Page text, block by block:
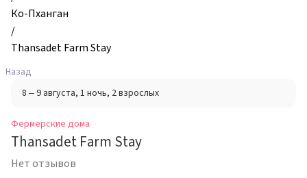
Пханган,
Таиланд
Ко-Пханган
/
Thansadet Farm Stay
Назад
8 – 9 августа, 1 ночь, 2 взрослых
Фермерские дома
Thansadet Farm Stay
Нет отзывов